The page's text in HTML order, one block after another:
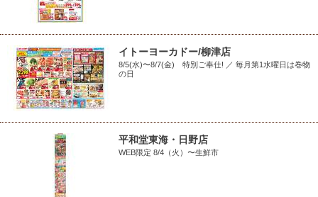
イトーヨーカドー/柳津店
8/5(水)〜8/7(金) 特別ご奉仕! ／ 毎月第1水曜日は巻物
の日
平和堂東海・日野店
WEB限定 8/4（火）〜生鮮市